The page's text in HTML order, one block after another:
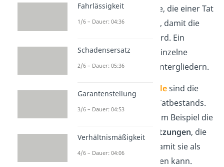
alle abstrakten Merkmale, die einer Tat
zugrunde liegen müssen, damit die
Rechtsfolge ausgelöst wird. Ein
Tatbestand lässt sich in einzelne
Tatbestandsmerkmale
untergliedern.
Die
Tatbestandsmerkmalesind die
einzelnen Elemente des Tatbestands.
Im Strafrecht sind das zum Beispiel die
verschiedenenVoraussetzungen, die
eine Tat erfüllen muss, damit sie als
strafbar eingestuft werden kann.
Fahrlässigkeit
1/6 – Dauer: 04:36
Schadensersatz
2/6 – Dauer: 05:36
Garantenstellung
3/6 – Dauer: 04:53
Verhältnismäßigkeit
4/6 – Dauer: 04:06